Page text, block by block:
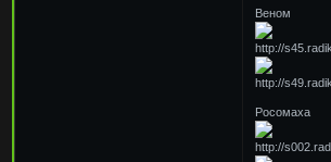
Веном
Росомаха